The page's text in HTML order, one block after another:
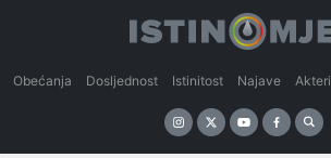
Obećanja Dosljednost Istinitost Najave Akteri